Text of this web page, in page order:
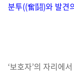
분투((奮鬪)와 발견
‘보호자’의 자리에서